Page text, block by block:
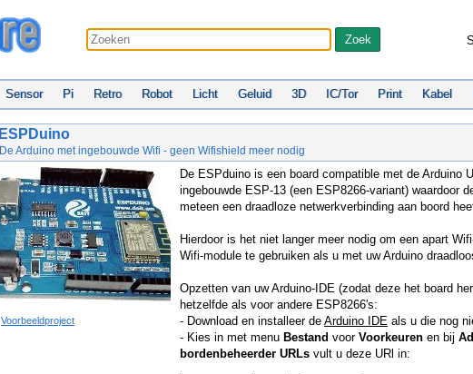
Sensor Pi Retro Robot Licht Geluid 3D IC/Tor Print Kabel
ESPDuino
De Arduino met ingebouwde Wifi - geen Wifishield meer nodig
Voorbeeldproject
De ESPduino is een board compatible met de Arduino
ingebouwde ESP-13 (een ESP8266-variant) waardoor
meteen een draadloze netwerkverbinding aan boord
Hierdoor is het niet langer meer nodig om een apart
Wifi-module te gebruiken als u met uw Arduino
Opzetten van uw Arduino-IDE (zodat deze het board
hetzelfde als voor andere ESP8266's:
- Download en installeer de Arduino IDE als u die nog
- Kies in met menu Bestand voor Voorkeuren en bij
bordenbeheerder URLs vult u deze URl in: